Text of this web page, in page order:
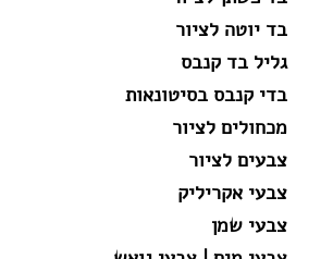
בד יוטה לציור
גליל בד קנבס
בדי קנבס בסיטונאות
מכחולים לציור
צבעים לציור
צבעי אקריליק
צבעי שמן